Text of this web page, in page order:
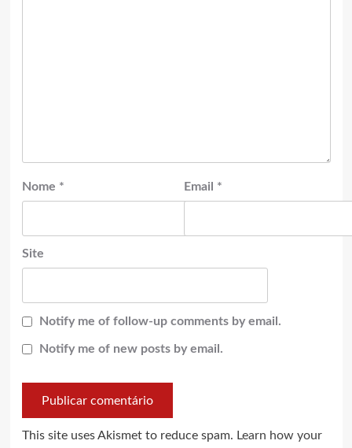
Nome * Email *
Site
Notify me of follow-up comments by email.
Notify me of new posts by email.
This site uses Akismet to reduce spam. Learn how your